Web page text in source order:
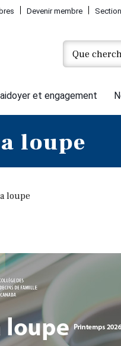
Devenir membre
et engagement
loupe
loupe